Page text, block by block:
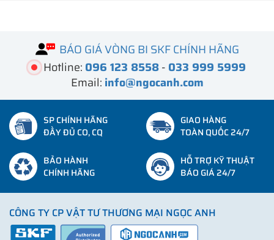
BÁO GIÁ VÒNG BI SKF CHÍNH HÃNG
Hotline: 096 123 8558- 033 999 5999
Email: info@ngocanh.com
SP CHÍNH HÃNG
ĐẦY ĐỦ CO, CQ
GIAO HÀNG
TOÀN QUỐC 24/7
BẢO HÀNH
CHÍNH HÃNG
HỖ TRỢ KỸ THUẬT
BÁO GIÁ 24/7
CÔNG TY CP VẬT TƯ THƯƠNG MẠI NGỌC ANH